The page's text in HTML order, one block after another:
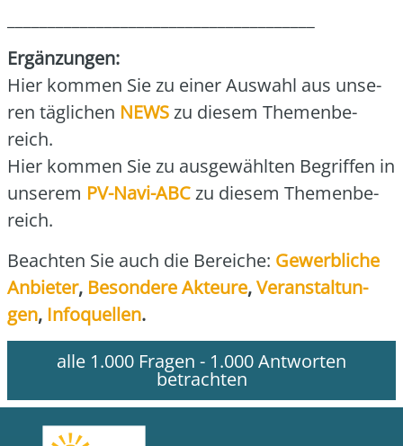
Ergän­zun­gen:
Hier kom­men Sie zu einer Aus­wahl aus unse­
ren täg­li­chen NEWSzu die­sem The­men­be­
reich.
Hier kom­men Sie zu aus­ge­wähl­ten Begrif­fen in
unse­rem PV-Navi-ABCzu die­sem The­men­be­
reich.
Beach­ten Sie auch die Berei­che: Gewerb­li­che
Anbie­ter, Beson­de­re Akteu­re,Ver­an­stal­tun­
gen, Info­quel­len.
alle 1.000 Fragen - 1.000 Antworten
betrachten